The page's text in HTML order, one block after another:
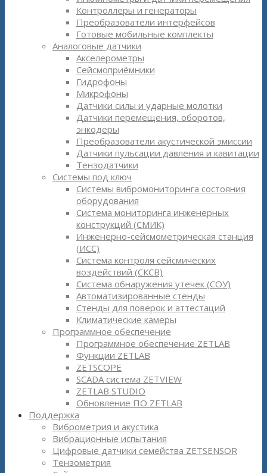
Контроллеры и генераторы
Преобразователи интерфейсов
Готовые мобильные комплекты
Аналоговые датчики
Акселерометры
Сейсмоприёмники
Гидрофоны
Микрофоны
Датчики силы и ударные молотки
Датчики перемещения, оборотов,
энкодеры
Преобразователи акустической эмиссии
Датчики пульсации давления и кавитации
Тензодатчики
Системы под ключ
Системы вибромониторинга состояния
оборудования
Система мониторинга инженерных
конструкций (СМИК)
Инженерно-сейсмометрическая станция
(ИСС)
Система контроля сейсмических
воздействий (СКСВ)
Система обнаружения утечек (СОУ)
Автоматизированные стенды
Стенды для поверок и аттестаций
Климатические камеры
Программное обеспечение
Программное обеспечение ZETLAB
Функции ZETLAB
ZETSCOPE
SCADA система ZETVIEW
ZETLAB STUDIO
Обновление ПО ZETLAB
Поддержка
Виброметрия и акустика
Вибрационные испытания
Цифровые датчики семейства ZETSENSOR
Тензометрия